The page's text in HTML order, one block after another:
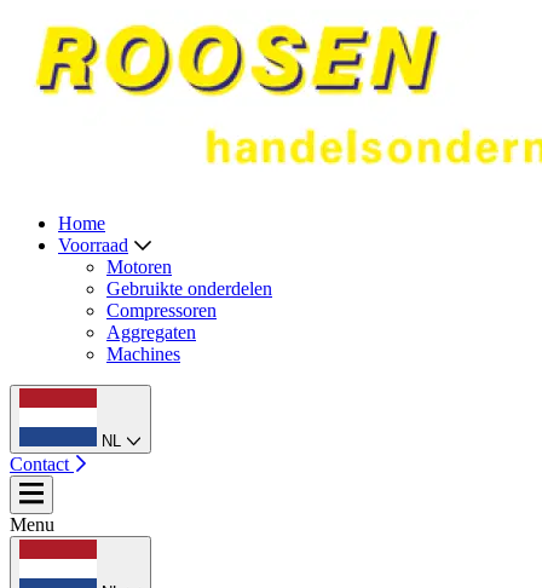
Home
Voorraad
Motoren
Gebruikte onderdelen
Compressoren
Aggregaten
Machines
NL
Contact
Menu